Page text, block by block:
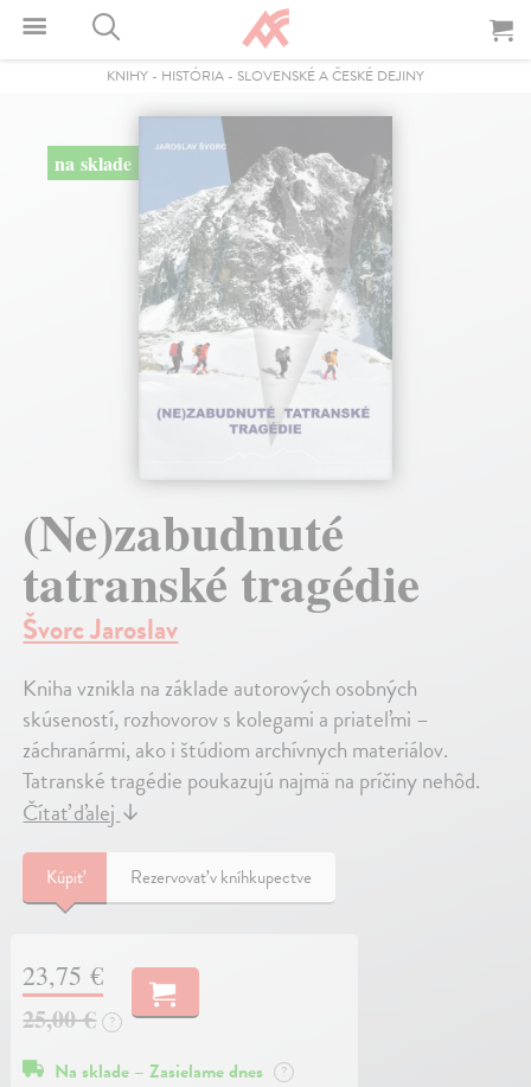
KNIHY - HISTÓRIA - SLOVENSKÉ A ČESKÉ DEJINY
na sklade
(Ne)zabudnuté
tatranské tragédie
Švorc Jaroslav
Kniha vznikla na základe autorových osobných
skúseností, rozhovorov s kolegami a priateľmi –
záchranármi, ako i štúdiom archívnych materiálov.
Tatranské tragédie poukazujú najmä na príčiny nehôd.
Čítať ďalej ↓
Kúpiť Rezervovať v kníhkupectve
23,75 €
25,00 €
?
Na sklade – Zasielame dnes ?